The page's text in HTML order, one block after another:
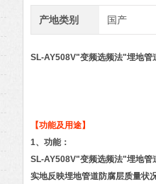
产地类别 国产
SL-AY508V"变频选频法"埋地管
【功能及用途】
1、功能：
SL-AY508V"变频选频法"埋地管
实地反映埋地管道防腐层质量状